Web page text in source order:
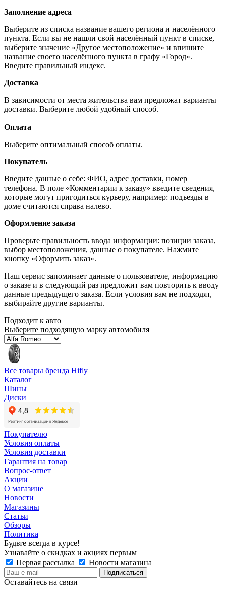
Заполнение адреса
Выберите из списка название вашего региона и населённого
пункта. Если вы не нашли свой населённый пункт в списке,
выберите значение «Другое местоположение» и впишите
название своего населённого пункта в графу «Город».
Введите правильный индекс.
Доставка
В зависимости от места жительства вам предложат варианты
доставки. Выберите любой удобный способ.
Оплата
Выберите оптимальный способ оплаты.
Покупатель
Введите данные о себе: ФИО, адрес доставки, номер
телефона. В поле «Комментарии к заказу» введите сведения,
которые могут пригодиться курьеру, например: подъезды в
доме считаются справа налево.
Оформление заказа
Проверьте правильность ввода информации: позиции заказа,
выбор местоположения, данные о покупателе. Нажмите
кнопку «Оформить заказ».
Наш сервис запоминает данные о пользователе, информацию
о заказе и в следующий раз предложит вам повторить к вводу
данные предыдущего заказа. Если условия вам не подходят,
выбирайте другие варианты.
Подходит к авто
Выберите подходящую марку автомобиля
Все товары бренда Hifly
Каталог
Шины
Диски
Покупателю
Условия оплаты
Условия доставки
Гарантия на товар
Вопрос-ответ
Акции
О магазине
Новости
Магазины
Статьи
Обзоры
Политика
Будьте всегда в курсе!
Узнавайте о скидках и акциях первым
Первая рассылка
Новости магазина
Оставайтесь на связи